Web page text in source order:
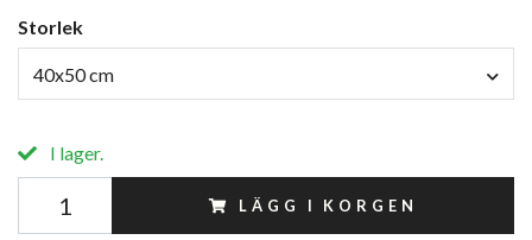
Storlek
40x50 cm
I lager.
LÄGG I KORGEN